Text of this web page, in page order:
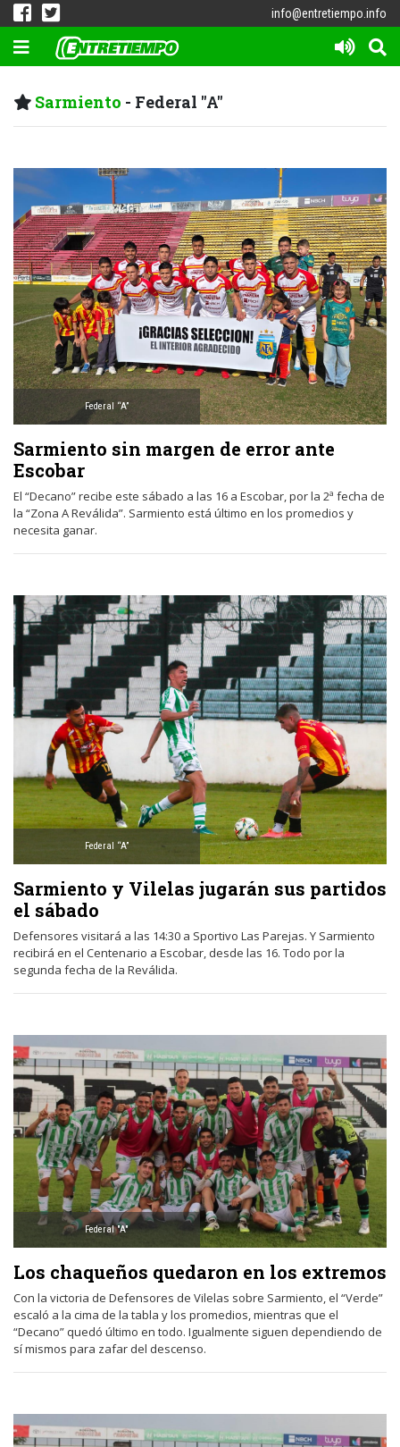
info@entretiempo.info
Sarmiento - Federal "A"
Federal “A”
Sarmiento sin margen de error ante
Escobar
El “Decano” recibe este sábado a las 16 a Escobar, por la 2ª fecha de
la “Zona A Reválida”. Sarmiento está último en los promedios y
necesita ganar.
Federal “A”
Sarmiento y Vilelas jugarán sus partidos
el sábado
Defensores visitará a las 14:30 a Sportivo Las Parejas. Y Sarmiento
recibirá en el Centenario a Escobar, desde las 16. Todo por la
segunda fecha de la Reválida.
Federal "A"
Los chaqueños quedaron en los extremos
Con la victoria de Defensores de Vilelas sobre Sarmiento, el “Verde”
escaló a la cima de la tabla y los promedios, mientras que el
“Decano” quedó último en todo. Igualmente siguen dependiendo de
sí mismos para zafar del descenso.